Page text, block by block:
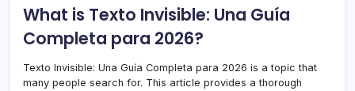
What is Texto Invisible: Una Guía
Completa para 2026?
Texto Invisible: Una Guía Completa para 2026 is a topic that
many people search for. This article provides a thorough